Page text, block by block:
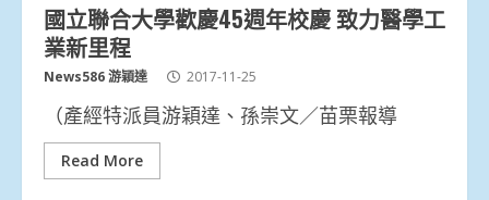
國立聯合大學歡慶45週年校慶 致力醫學工
業新里程
News586 游穎達 2017-11-25
（產經特派員游穎達、孫崇文／苗栗報導
Read More